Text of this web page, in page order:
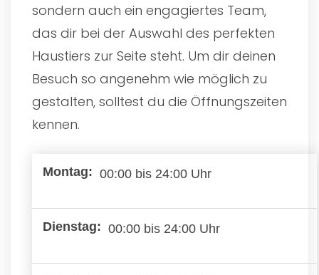
sondern auch ein engagiertes Team,
das dir bei der Auswahl des perfekten
Haustiers zur Seite steht. Um dir deinen
Besuch so angenehm wie möglich zu
gestalten, solltest du die Öffnungszeiten
kennen.
00:00 bis 24:00 Uhr
00:00 bis 24:00 Uhr